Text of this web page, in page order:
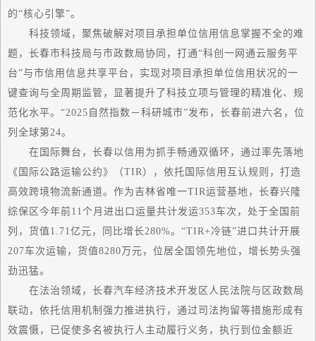
的“核心引擎”。
科技领域，聚焦破解对项目承担单位信用信息掌握不全的难
题，长春市科技局与市政数局协同，打通“科创一网通云服务平
台”与市信用信息共享平台，实现对项目承担单位信用状况的一
键查询与全周期监管，显著提升了科技立项与管理的精准化、规
范化水平。“2025自然指数－科研城市”发布，长春前进六名，位
列全球第24。
在国际舞台，长春以信用为抓手畅通双循环，通过率先落地
《国际公路运输公约》（TIR），依托国际信用互认规则，打造
高效跨境物流新通道。作为吉林省 唯一TIR运营基地，长春兴隆
综保区今年前11个月进出口运量共计发运353车次，处于全国前
列，货值1.71亿元，同比增长280%。“TIR+冷链”进口共计开展
207车次运输，货值8280万元，位居全国领先地位，增长势头强
劲迅猛。
在法治领域，长春汽车经济技术开发区人民法院与区政数局
联动，依托信用机制强力推进执行，通过司法拘留等措施形成有
效震慑，已促使多名被执行人主动履行义务，执行到位金额近